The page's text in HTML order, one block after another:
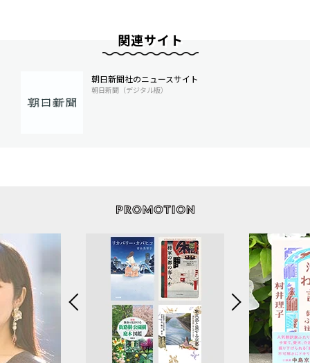
関連サイト
朝日新聞社のニュースサイト
朝日新聞（デジタル版）